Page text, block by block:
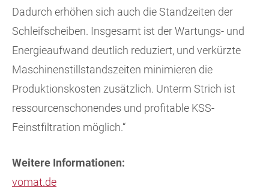
Dadurch erhöhen sich auch die Standzeiten der
Schleifscheiben. Insgesamt ist der Wartungs- und
Energieaufwand deutlich reduziert, und verkürzte
Maschinenstillstandszeiten minimieren die
Produktionskosten zusätzlich. Unterm Strich ist
ressourcenschonendes und profitable KSS-
Feinstfiltration möglich.“
Weitere Informationen:
vomat.de